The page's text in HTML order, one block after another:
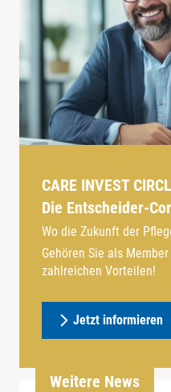
CARE INVEST
Die Entscheider-
Wo die Zukunft der
Gehören Sie als
zahlreichen Vorteilen!
Jetzt informieren
Weitere News